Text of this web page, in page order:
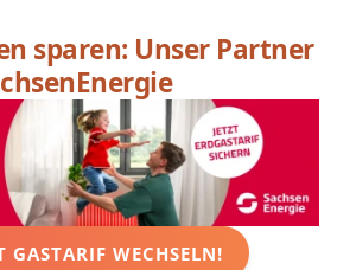
sparen: Unser Partner
GASTARIF WECHSELN!